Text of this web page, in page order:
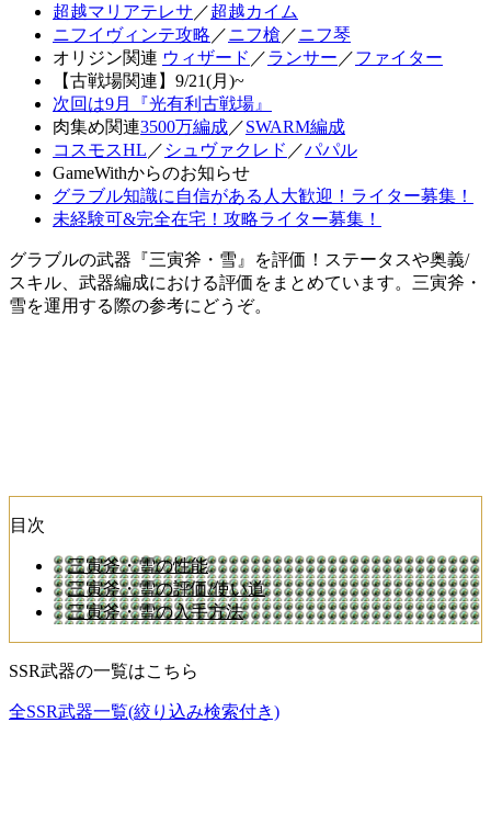
超越マリアテレサ ／超越カイム
ニフイヴィンテ攻略 ／ニフ槍 ／ニフ琴
オリジン関連 ウィザード ／ランサー ／ファイター
【古戦場関連】9/21(月)~
次回は9月『光有利古戦場』
肉集め関連3500万編成／SWARM編成
コスモスHL ／ シュヴァクレド ／パパル
GameWithからのお知らせ
グラブル知識に自信がある人大歓迎！ライター募集！
未経験可&完全在宅！攻略ライター募集！
グラブルの武器『三寅斧・雪』を評価！ステータスや奥義/
スキル、武器編成における評価をまとめています。三寅斧・
雪を運用する際の参考にどうぞ。
目次
三寅斧・雪の性能
三寅斧・雪の評価/使い道
三寅斧・雪の入手方法
SSR武器の一覧はこちら
全SSR武器一覧(絞り込み検索付き)